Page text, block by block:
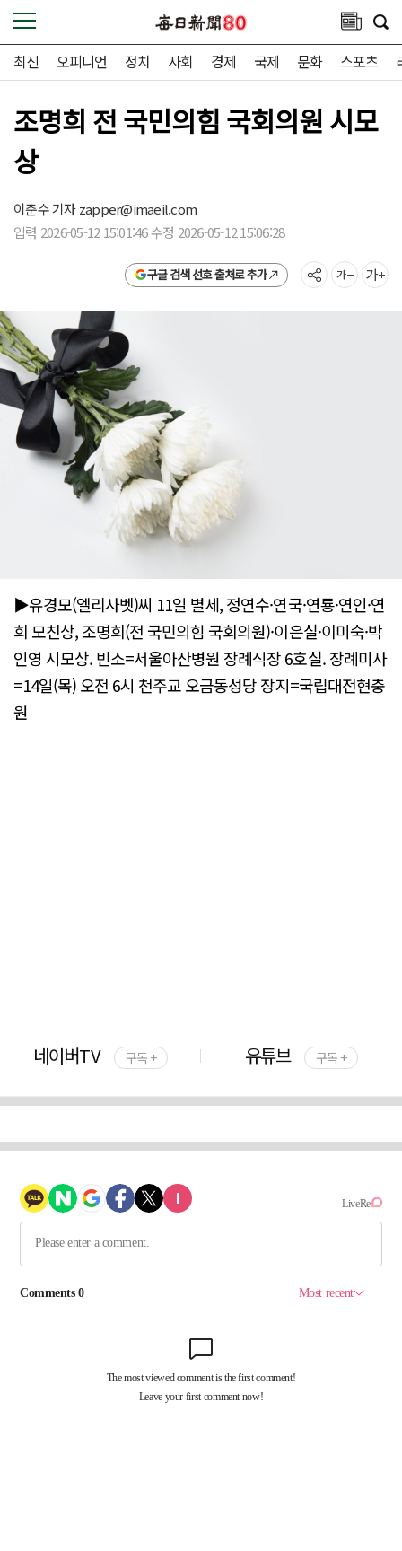
최신 오피니언 정치 사회 경제 국제 문화 스포츠
조명희 전 국민의힘 국회의원 시모
상
이춘수 기자zapper@imaeil.com
입력 2026-05-12 15:01:46 수정 2026-05-12 15:06:28
구글 검색 선호 출처로 추가
▶유경모(엘리사벳)씨 11일 별세, 정연수·연국·연룡·연인·연
희 모친상, 조명희(전 국민의힘 국회의원)·이은실·이미숙·박
인영 시모상. 빈소=서울아산병원 장례식장 6호실. 장례미사
=14일(목) 오전 6시 천주교 오금동성당 장지=국립대전현충
원
네이버TV 구독 + 유튜브 구독 +